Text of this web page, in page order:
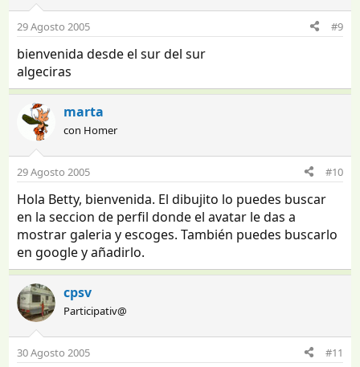
29 Agosto 2005 #9
bienvenida desde el sur del sur
algeciras
marta
con Homer
29 Agosto 2005 #10
Hola Betty, bienvenida. El dibujito lo puedes buscar
en la seccion de perfil donde el avatar le das a
mostrar galeria y escoges. También puedes buscarlo
en google y añadirlo.
cpsv
Participativ@
30 Agosto 2005 #11